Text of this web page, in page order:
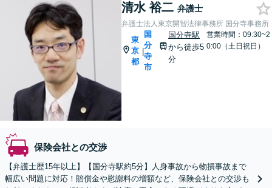
清水 裕二 弁護士
弁護士法人東京開智法律事務所 国分寺事務所
東
京
都
|
国
分
寺
市
国分寺駅
から徒歩5
分
営業時間：09:30~2
0:00（土日祝日）
保険会社との交渉
【弁護士歴15年以上】【国分寺駅約5分】人身事故から物損事故まで
幅広い問題に対応！賠償金や慰謝料の増額など、保険会社との交渉も